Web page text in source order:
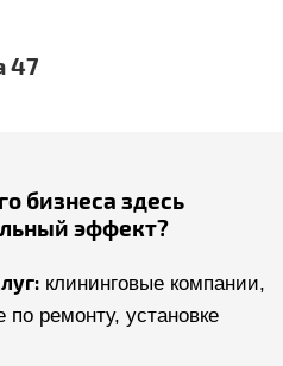
47
бизнеса здесь
эффект?
клининговые компании,
по ремонту, установке